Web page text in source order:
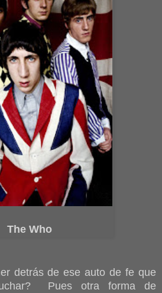
The Who
detrás de ese auto de fe que
Pues otra forma de